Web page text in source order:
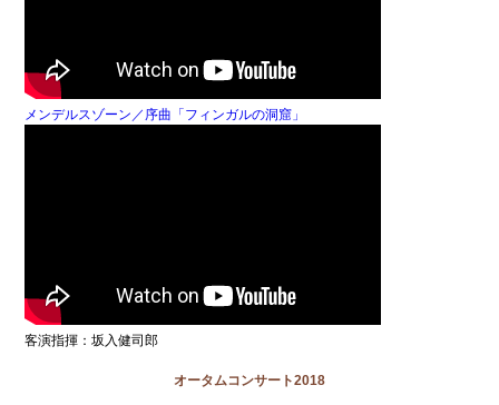
メンデルスゾーン／序曲「フィンガルの洞窟」
客演指揮：坂入健司郎
オータムコンサート2018